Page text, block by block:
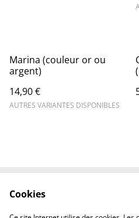
Marina (couleur or ou
argent)
14,90 €
AUTRES VARIANTES DISPONIBLES
Politique de
Cookies